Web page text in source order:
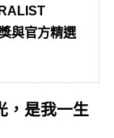
與官方精選
，是我一生